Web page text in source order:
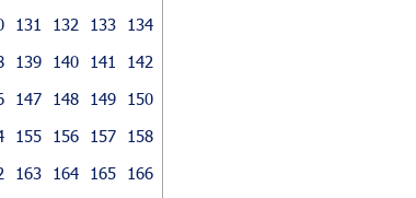
131 132 133
134
139 140 141
142
147 148 149
150
155 156 157
158
163 164 165
166